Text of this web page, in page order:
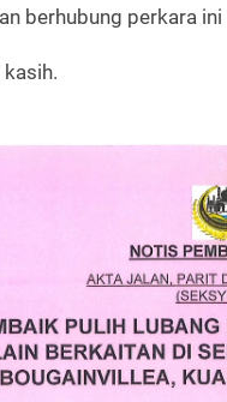
berhubung perkara